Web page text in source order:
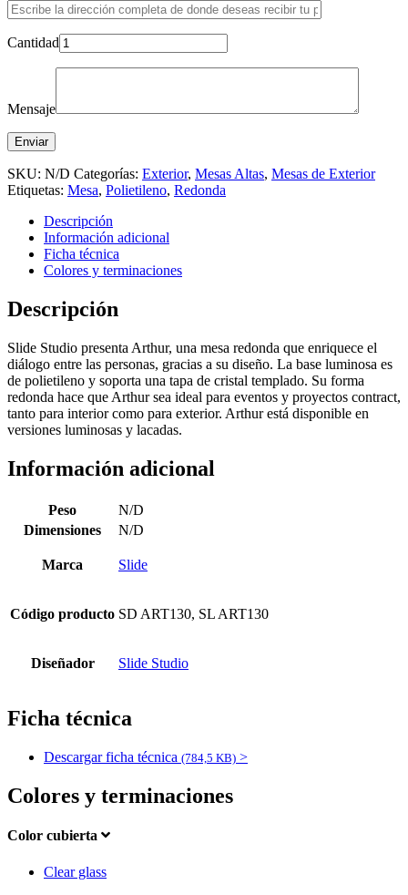
Cantidad
Mensaje
SKU: N/D Categorías: Exterior, Mesas Altas, Mesas de Exterior
Etiquetas: Mesa, Polietileno, Redonda
Descripción
Información adicional
Ficha técnica
Colores y terminaciones
Descripción
Slide Studio presenta Arthur, una mesa redonda que enriquece el
diálogo entre las personas, gracias a su diseño. La base luminosa es
de polietileno y soporta una tapa de cristal templado. Su forma
redonda hace que Arthur sea ideal para eventos y proyectos contract,
tanto para interior como para exterior. Arthur está disponible en
versiones luminosas y lacadas.
Información adicional
Peso
N/D
Dimensiones
N/D
Marca Slide
Código producto SD ART130, SL ART130
Diseñador Slide Studio
Ficha técnica
Descargar ficha técnica (784,5 KB) >
Colores y terminaciones
Color cubierta
Clear glass